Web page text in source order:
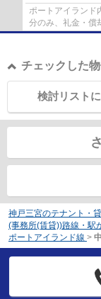
ポートアイラン
分のみ、礼金・償
チェックした
検討リスト
神戸三宮のテナント・
(事務所(賃貸))路線・駅
ポートアイランド線 >